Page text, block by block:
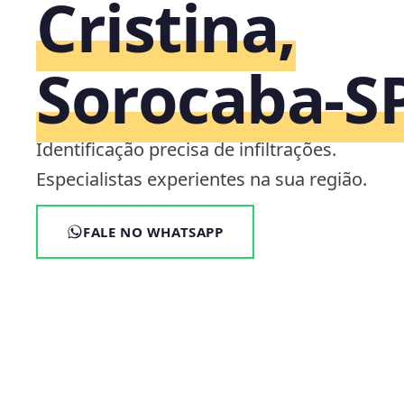
Cristina,
Identificação precisa de infiltrações.
Especialistas experientes na sua região.
FALE NO WHATSAPP